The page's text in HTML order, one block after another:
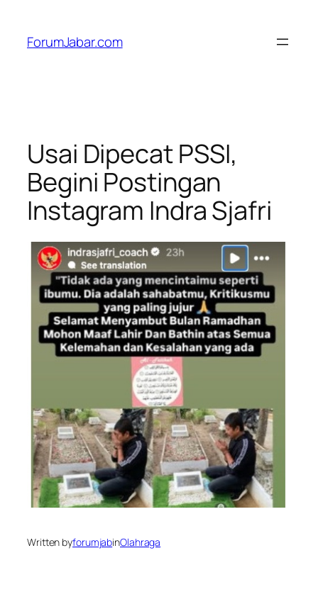
content
ForumJabar.com
Usai Dipecat PSSI,
Begini Postingan
Instagram Indra Sjafri
Written byforumjabinOlahraga